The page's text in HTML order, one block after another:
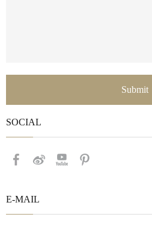
Submit
SOCIAL​​​​​​​
E-MAIL